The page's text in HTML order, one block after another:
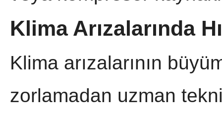
Klima Arızalarında
Klima arızalarının
zorlamadan uzman